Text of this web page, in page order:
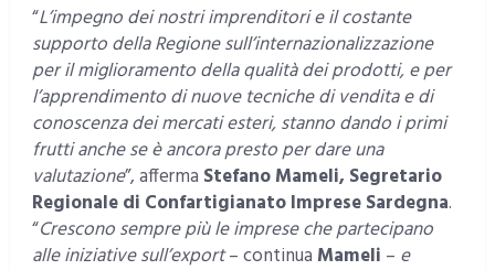
“L’impegno dei nostri imprenditori e il costante
supporto della Regione sull’internazionalizzazione
per il miglioramento della qualità dei prodotti, e per
l’apprendimento di nuove tecniche di vendita e di
conoscenza dei mercati esteri, stanno dando i primi
frutti anche se è ancora presto per dare una
valutazione”, afferma Stefano Mameli, Segretario
Regionale di Confartigianato Imprese Sardegna.
“Crescono sempre più le imprese che partecipano
alle iniziative sull’export– continua Mameli – e